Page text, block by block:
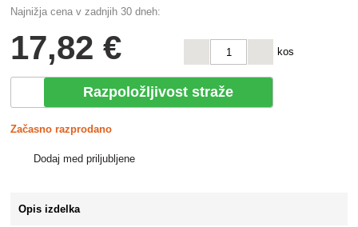
Najnižja cena v zadnjih 30 dneh:
17,82 € kos
Razpoložljivost straže
Začasno razprodano
Dodaj med priljubljene
Opis izdelka